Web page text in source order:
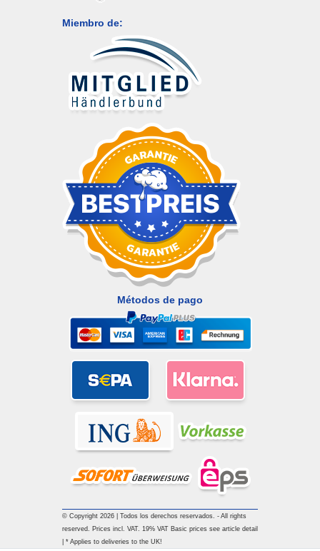
Miembro de:
Métodos de pago
© Copyright 2026 | Todos los derechos reservados. - All rights
reserved. Prices incl. VAT. 19% VAT Basic prices see article detail
| * Applies to deliveries to the UK!